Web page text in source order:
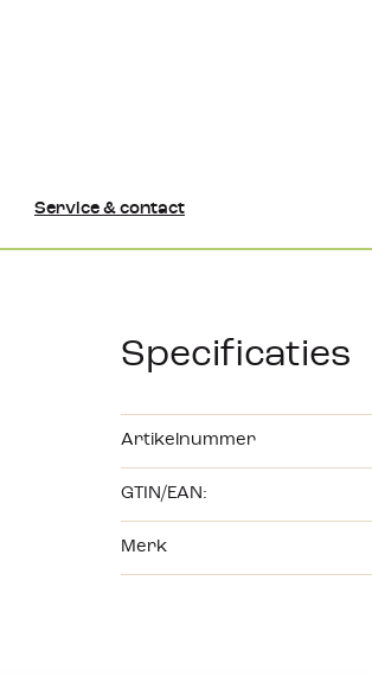
Service & contact
Specificaties
Artikelnummer
GTIN/EAN:
Merk